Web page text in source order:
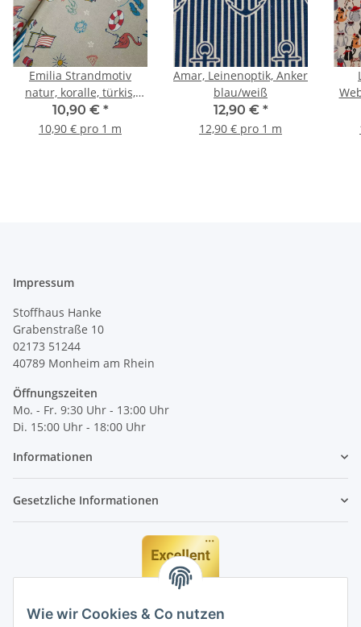
Wie wir Cookies & Co nutzen
Emilia Strandmotiv
natur, koralle, türkis,
orange, weiß
10,90 € *
10,90 € pro 1 m
Amar, Leinenoptik, Anker
blau/weiß
12,90 € *
12,90 € pro 1 m
Impressum
Stoffhaus Hanke
Grabenstraße 10
02173 51244
40789 Monheim am Rhein
Öffnungszeiten
Mo. - Fr. 9:30 Uhr - 13:00 Uhr
Di. 15:00 Uhr - 18:00 Uhr
Informationen
Gesetzliche Informationen